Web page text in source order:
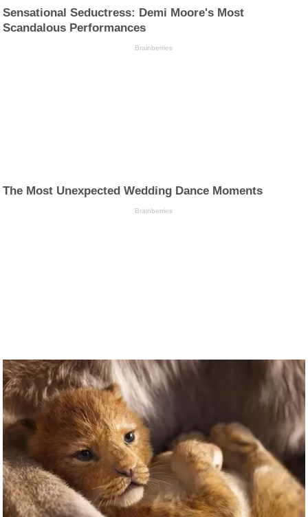
Sensational Seductress: Demi Moore's Most
Scandalous Performances
Brainberries
The Most Unexpected Wedding Dance Moments
Brainberries